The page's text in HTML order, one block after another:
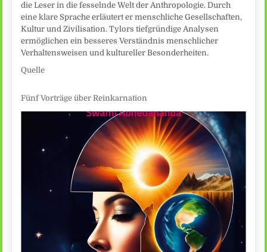
die Leser in die fesselnde Welt der Anthropologie. Durch
eine klare Sprache erläutert er menschliche Gesellschaften,
Kultur und Zivilisation. Tylors tiefgründige Analysen
ermöglichen ein besseres Verständnis menschlicher
Verhaltensweisen und kultureller Besonderheiten.
Quelle
Fünf Vorträge über Reinkarnation